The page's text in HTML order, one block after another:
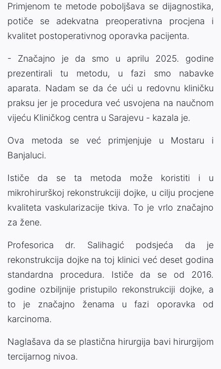
Primjenom te metode poboljšava se dijagnostika,
potiče se adekvatna preoperativna procjena i
kvalitet postoperativnog oporavka pacijenta.
- Značajno je da smo u aprilu 2025. godine
prezentirali tu metodu, u fazi smo nabavke
aparata. Nadam se da će ući u redovnu kliničku
praksu jer je procedura već usvojena na naučnom
vijeću Kliničkog centra u Sarajevu - kazala je.
Ova metoda se već primjenjuje u Mostaru i
Banjaluci.
Ističe da se ta metoda može koristiti i u
mikrohirurškoj rekonstrukciji dojke, u cilju procjene
kvaliteta vaskularizacije tkiva. To je vrlo značajno
za žene.
Profesorica dr. Salihagić podsjeća da je
rekonstrukcija dojke na toj klinici već deset godina
standardna procedura. Ističe da se od 2016.
godine ozbiljnije pristupilo rekonstrukciji dojke, a
to je značajno ženama u fazi oporavka od
karcinoma.
Naglašava da se plastična hirurgija bavi hirurgijom
tercijarnog nivoa.